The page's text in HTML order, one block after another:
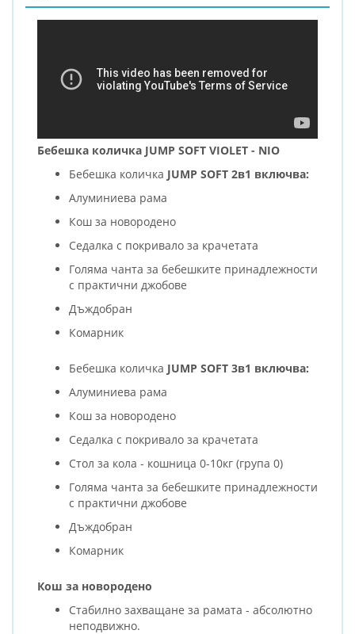
Бебешка количка JUMP SOFT VIOLET - NIO
Бебешка количка JUMP SOFT 2в1 включва:
Алуминиева рама
Кош за новородено
Седалка с покривало за крачетата
Голяма чанта за бебешките принадлежности
с практични джобове
Дъждобран
Комарник
Бебешка количка JUMP SOFT 3в1 включва:
Алуминиева рама
Кош за новородено
Седалка с покривало за крачетата
Стол за кола - кошница 0-10кг (група 0)
Голяма чанта за бебешките принадлежности
с практични джобове
Дъждобран
Комарник
Кош за новородено
Стабилно захващане за рамата - абсолютно
неподвижно.